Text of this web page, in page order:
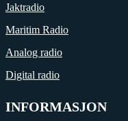
Jaktradio
Maritim Radio
Analog radio
Digital radio
INFORMASJON